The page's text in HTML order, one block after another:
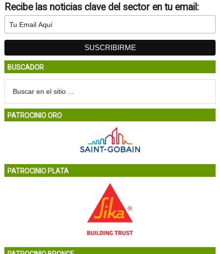
Recibe las noticias clave del sector en tu email:
BUSCADOR
PATROCINIO ORO
PATROCINIO PLATA